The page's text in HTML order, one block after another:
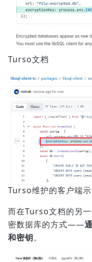
Turso文档
Turso维护的客户端
而在Turso文档的另
密数据库的方式——
和密钥。